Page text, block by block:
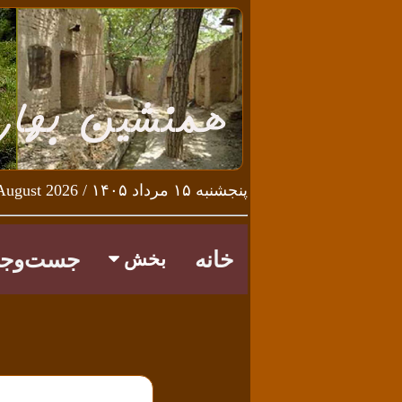
پنجشنبه ۱۵ مرداد ۱۴۰۵ / Thursday 6th August 2026
خانه بخش